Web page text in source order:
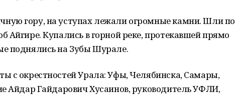
гору, на уступах лежали огромные камни. Шли по
Айгире. Купались в горной реке, протекавшей прямо
поднялись на Зубы Шурале.
с окрестностей Урала: Уфы, Челябинска, Самары,
Айдар Гайдарович Хусаинов, руководитель УФЛИ,